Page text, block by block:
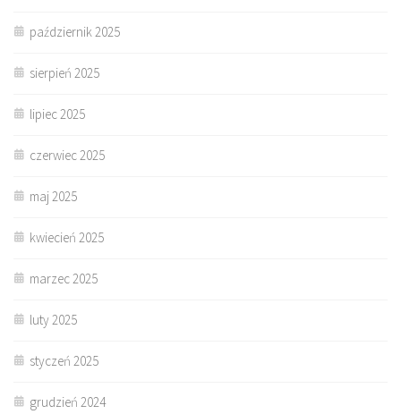
październik 2025
sierpień 2025
lipiec 2025
czerwiec 2025
maj 2025
kwiecień 2025
marzec 2025
luty 2025
styczeń 2025
grudzień 2024